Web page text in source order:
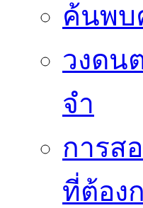
ค้นพบ
วงดน
จำ
การส
ที่ต้อง